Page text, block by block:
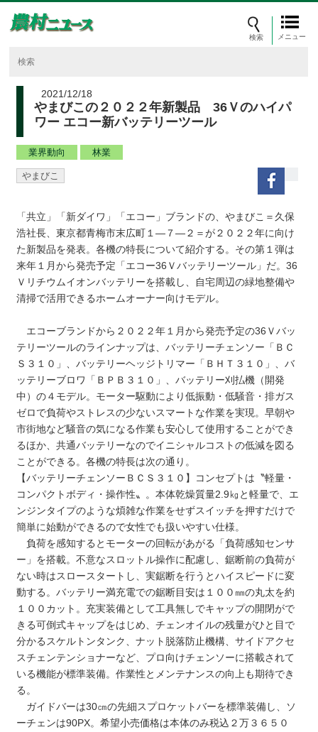
メニュー
2021/12/18
やまびこの２０２２年新製品 36Ｖのハイパ
ワー エコー新バッテリーツール
業界動向 林業
やまびこ
「共立」「新ダイワ」「エコー」ブランドの、やまびこ＝久保
浩社長、東京都青梅市末広町１―７―２＝が２０２２年に向け
た新製品を発表。各機の特長について紹介する。その第１弾は
来年１月から発売予定「エコー36Ｖバッテリーツール」だ。36
Ｖリチウムイオンバッテリーを搭載し、自宅周辺の緑地整備や
清掃で活用できるホームオーナー向けモデル。
エコーブランドから２０２２年１月から発売予定の36Ｖバッ
テリーツールのラインナップは、バッテリーチェンソー「ＢＣ
Ｓ３１０」、バッテリーヘッジトリマー「ＢＨＴ３１０」、バ
ッテリーブロワ「ＢＰＢ３１０」、バッテリー刈払機（開発
中）の４モデル。モーター駆動により低振動・低騒音・排ガス
ゼロで負荷やストレスの少ないスマートな作業を実現。早朝や
市街地など騒音の気になる作業も安心して使用することができ
るほか、共通バッテリーなのでイニシャルコストの低減を図る
ことができる。各機の特長は次の通り。
【バッテリーチェンソーＢＣＳ３１０】コンセプトは〝軽量・
コンパクトボディ・操作性〟。本体乾燥質量2.9㎏と軽量で、エ
ンジンタイプのような煩雑な作業をせずスイッチを押すだけで
簡単に始動ができるので女性でも扱いやすい仕様。
負荷を感知するとモーターの回転があがる「負荷感知センサ
ー」を搭載。不意なスロットル操作に配慮し、鋸断前の負荷が
ない時はスロースタートし、実鋸断を行うとハイスピードに変
動する。バッテリー満充電での鋸断目安は１００㎜の丸太を約
１００カット。充実装備として工具無しでキャップの開閉がで
きる可倒式キャップをはじめ、チェンオイルの残量がひと目で
分かるスケルトンタンク、ナット脱落防止機構、サイドアクセ
スチェンテンショナーなど、プロ向けチェンソーに搭載されて
いる機能が標準装備。作業性とメンテナンスの向上も期待でき
る。
ガイドバーは30㎝の先細スプロケットバーを標準装備し、ソ
ーチェンは90‌PX。希望小売価格は本体のみ税込２万３６５０